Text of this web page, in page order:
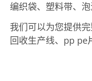
编织袋、塑料带、泡
我们可以为您提供
回收生产线、pp pe